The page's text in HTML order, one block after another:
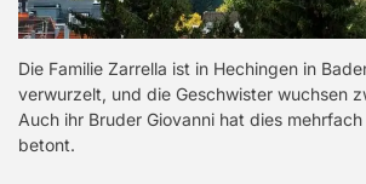
Die Familie Zarrella ist in Hechingen in
verwurzelt, und die Geschwister wuchsen
Auch ihr Bruder Giovanni hat dies
betont.